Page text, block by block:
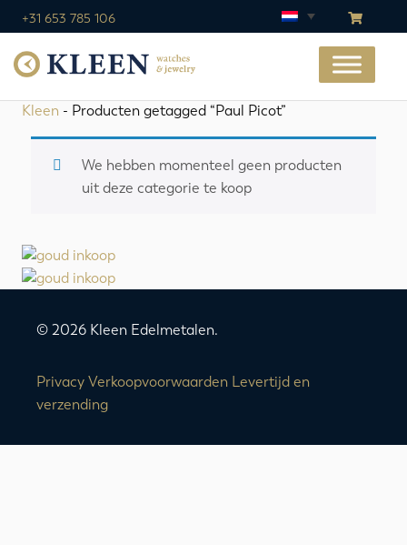
+31 653 785 106
Kleen - Producten getagged “Paul Picot”
We hebben momenteel geen producten
uit deze categorie te koop
© 2026 Kleen Edelmetalen.
Privacy Verkoopvoorwaarden Levertijd en
verzending